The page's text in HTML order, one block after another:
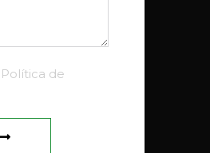
Política de